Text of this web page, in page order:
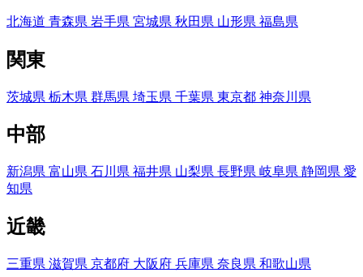
北海道 青森県 岩手県 宮城県 秋田県 山形県 福島県
関東
茨城県 栃木県 群馬県 埼玉県 千葉県 東京都 神奈川県
中部
新潟県 富山県 石川県 福井県 山梨県 長野県 岐阜県 静岡県 愛
知県
近畿
三重県 滋賀県 京都府 大阪府 兵庫県 奈良県 和歌山県